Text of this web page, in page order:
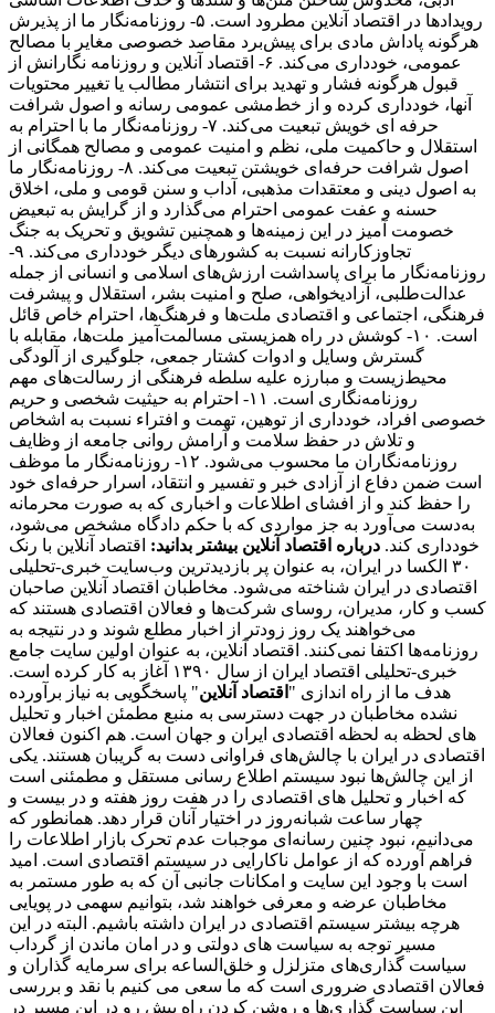
رویدادها در اقتصاد آنلاین مطرود است. ۵- روزنامه‌نگار ما از پذیرش
هرگونه پاداش مادی برای پیش‌برد مقاصد خصوصی مغایر با مصالح
عمومی، خودداری می‌کند. ۶- اقتصاد آنلاین و روزنامه نگارانش از
قبول هرگونه فشار و تهدید برای انتشار مطالب یا تغییر محتویات
آنها، خودداری کرده و از خط‌مشی عمومی رسانه و اصول شرافت
حرفه ای خویش تبعیت می‌کند. ۷- روزنامه‌نگار ما با احترام به
استقلال و حاکمیت ملی، نظم و امنیت عمومی و مصالح همگانی از
اصول شرافت حرفه‌ای خویشتن تبعیت می‌کند. ۸- روزنامه‌نگار ما
به اصول دینی و معتقدات مذهبی، آداب و سنن قومی و ملی، اخلاق
حسنه و عفت عمومی احترام می‌گذارد و از گرایش به تبعیض
خصومت آمیز در این زمینه‌ها و همچنین تشویق و تحریک به جنگ
تجاوزکارانه نسبت به کشورهای دیگر خودداری می‌کند. ۹-
روزنامه‌نگار ما برای پاسداشت ارزش‌های اسلامی و انسانی از جمله
عدالت‌طلبی، آزادیخواهی، صلح و امنیت بشر، استقلال و پیشرفت
فرهنگی، اجتماعی و اقتصادی ملت‌ها و فرهنگ‌ها، احترام خاص قائل
است. ۱۰- کوشش در راه همزیستی مسالمت‌آمیز ملت‌ها، مقابله با
گسترش وسایل و ادوات کشتار جمعی، جلوگیری از آلودگی
محیط‌زیست و مبارزه علیه سلطه فرهنگی از رسالت‌های مهم
روزنامه‌نگاری است. ۱۱- احترام به حیثیت شخصی و حریم
خصوصی افراد، خودداری از توهین، تهمت و افتراء نسبت به اشخاص
و تلاش در حفظ سلامت و آرامش روانی جامعه از وظایف
روزنامه‌نگاران ما محسوب می‌شود. ۱۲- روزنامه‌نگار ما موظف
است ضمن دفاع از آزادی خبر و تفسیر و انتقاد، اسرار حرفه‌ای خود
را حفظ کند و از افشای اطلاعات و اخباری که به صورت محرمانه
به‌دست می‌آورد به جز مواردی که با حکم دادگاه مشخص می‌شود،
خودداری کند. درباره اقتصاد آنلاین بیشتر بدانید: اقتصاد آنلاین با رنک
۳۰ الکسا در ایران، به عنوان پر بازدیدترین وب‌سایت خبری-تحلیلی
اقتصادی در ایران شناخته می‌شود. مخاطبان اقتصاد آنلاین صاحبان
کسب و کار، مدیران، روسای شرکت‌ها و فعالان اقتصادی هستند که
می‌خواهند یک روز زودتر از اخبار مطلع شوند و در نتیجه به
روزنامه‌ها اکتفا نمی‌کنند. اقتصاد آنلاین، به عنوان اولین سایت جامع
خبری-تحلیلی اقتصاد ایران از سال ۱۳۹۰ آغاز به کار کرده است.
هدف ما از راه اندازی " اقتصاد آنلاین" پاسخگویی به نیاز برآورده
نشده مخاطبان در جهت دسترسی به منبع مطمئن اخبار و تحلیل
های لحظه به لحظه اقتصادی ایران و جهان است. هم اکنون فعالان
اقتصادی در ایران با چالش‌های فراوانی دست به گریبان هستند. یکی
از این چالش‌ها نبود سیستم اطلاع رسانی مستقل و مطمئنی است
که اخبار و تحلیل های اقتصادی را در هفت روز هفته و در بیست و
چهار ساعت شبانه‌روز در اختیار آنان قرار دهد. همانطور که
می‌دانیم، نبود چنین رسانه‌ای موجبات عدم تحرک بازار اطلاعات را
فراهم آورده که از عوامل ناکارایی در سیستم اقتصادی است. امید
است با وجود این سایت و امکانات جانبی آن که به طور مستمر به
مخاطبان عرضه و معرفی خواهند شد، بتوانیم سهمی در پویایی
هرچه بیشتر سیستم اقتصادی در ایران داشته باشیم. البته در این
مسیر توجه به سیاست های دولتی و در امان ماندن از گرداب
سیاست گذاری‌های متزلزل و خلق‌الساعه برای سرمایه گذاران و
فعالان اقتصادی ضروری است که ما سعی می کنیم با نقد و بررسی
این سیاست گذاری‌ها و روشن کردن راه پیش رو در این مسیر در